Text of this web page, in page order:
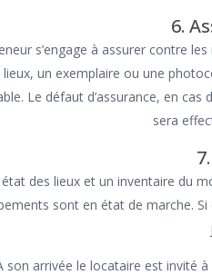
6.
s’engage à assurer contre
lieux, un exemplaire ou une
Le défaut d’assurance, en
sera
des lieux et un inventaire du
sont en état de marche.
son arrivée le locataire est invité